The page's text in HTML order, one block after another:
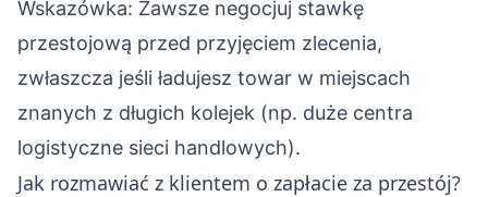
Wskazówka: Zawsze negocjuj stawkę
przestojową przed przyjęciem zlecenia,
zwłaszcza jeśli ładujesz towar w miejscach
znanych z długich kolejek (np. duże centra
logistyczne sieci handlowych).
Jak rozmawiać z klientem o zapłacie za przestój?